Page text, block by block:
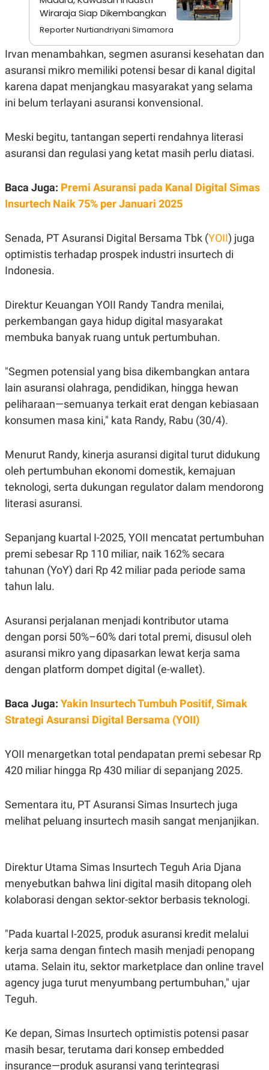
E
T
R
I
A
L
S
I
P
U
S
D
A
T
I
A
S
T
A
N
T
S
U
S
JARINGAN
K
O
N
T
C
A
D
E
M
Y
P
R
E
S
L
E
A
S
E
.
L
A
N
G
A
N
C
E
K
K
I
N
E
J
M
T
E
P
E
A
D
R
I
G
M
E
A
I
D
USE
PEDOMAN
PEMBERITAAN
SIBER
Wiraraja Siap Dikembangkan
Reporter Nurtiandriyani Simamora
Irvan menambahkan, segmen asuransi kesehatan dan
asuransi mikro memiliki potensi besar di kanal digital
karena dapat menjangkau masyarakat yang selama
ini belum terlayani asuransi konvensional.
Meski begitu, tantangan seperti rendahnya literasi
asuransi dan regulasi yang ketat masih perlu diatasi.
Baca Juga: Premi Asuransi pada Kanal Digital Simas
Insurtech Naik 75% per Januari 2025
Senada, PT Asuransi Digital Bersama Tbk (YOII) juga
optimistis terhadap prospek industri insurtech di
Indonesia.
Direktur Keuangan YOII Randy Tandra menilai,
perkembangan gaya hidup digital masyarakat
membuka banyak ruang untuk pertumbuhan.
"Segmen potensial yang bisa dikembangkan antara
lain asuransi olahraga, pendidikan, hingga hewan
peliharaan—semuanya terkait erat dengan kebiasaan
konsumen masa kini," kata Randy, Rabu (30/4).
Menurut Randy, kinerja asuransi digital turut didukung
oleh pertumbuhan ekonomi domestik, kemajuan
teknologi, serta dukungan regulator dalam mendorong
literasi asuransi.
Sepanjang kuartal I-2025, YOII mencatat pertumbuhan
premi sebesar Rp 110 miliar, naik 162% secara
tahunan (YoY) dari Rp 42 miliar pada periode sama
tahun lalu.
Asuransi perjalanan menjadi kontributor utama
dengan porsi 50%–60% dari total premi, disusul oleh
asuransi mikro yang dipasarkan lewat kerja sama
dengan platform dompet digital (e-wallet).
Baca Juga: Yakin Insurtech Tumbuh Positif, Simak
Strategi Asuransi Digital Bersama (YOII)
YOII menargetkan total pendapatan premi sebesar Rp
420 miliar hingga Rp 430 miliar di sepanjang 2025.
Sementara itu, PT Asuransi Simas Insurtech juga
melihat peluang insurtech masih sangat menjanjikan.
Direktur Utama Simas Insurtech Teguh Aria Djana
menyebutkan bahwa lini digital masih ditopang oleh
kolaborasi dengan sektor-sektor berbasis teknologi.
"Pada kuartal I-2025, produk asuransi kredit melalui
kerja sama dengan fintech masih menjadi penopang
utama. Selain itu, sektor marketplace dan online travel
agency juga turut menyumbang pertumbuhan," ujar
Teguh.
Ke depan, Simas Insurtech optimistis potensi pasar
masih besar, terutama dari konsep embedded
insurance—produk asuransi yang terintegrasi